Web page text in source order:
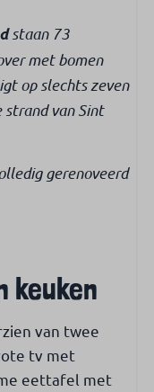
staan 73
met bomen
op slechts zeven
van Sint
gerenoveerd
keuken
van twee
tv met
eettafel met